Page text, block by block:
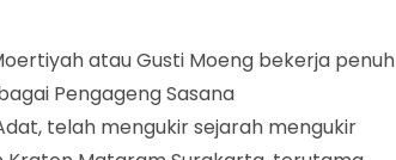
atau Gusti Moeng bekerja penuh
Pengageng Sasana
telah mengukir sejarah mengukir